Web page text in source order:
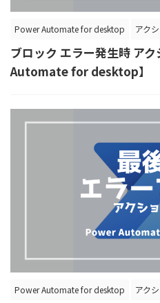
Power Automate for desktop アク
ブロック エラー発生時 ア
Automate for desktop】
Power Automate for desktop アク